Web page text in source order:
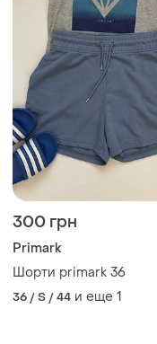
300 грн
Primark
Шорти primark 36
36 / S / 44 и еще 1